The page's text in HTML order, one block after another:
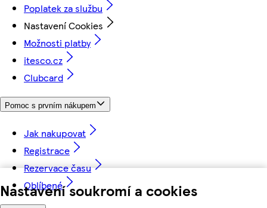
Nastavení soukromí a cookies
Poplatek za službu
Nastavení Cookies
Možnosti platby
itesco.cz
Clubcard
Pomoc s prvním nákupem
Jak nakupovat
Registrace
Rezervace času
Oblíbené